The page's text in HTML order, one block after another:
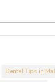
Dental Tips in